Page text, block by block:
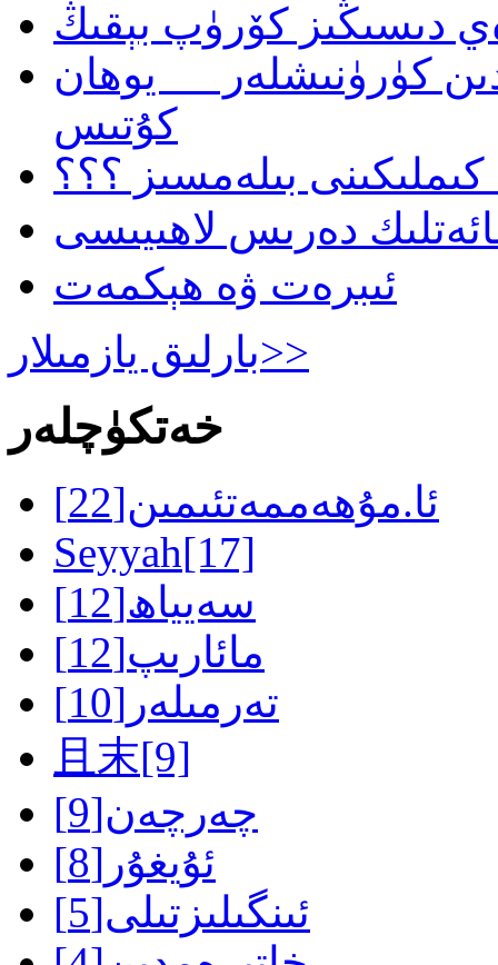
كۈرۈنىشلەر __ يوھان
كۇتىس
بىلەمسىز ؟؟؟
ئىبرەت ۋە ھېكمەت
بارلىق يازمىلار>>
خەتكۈچلەر
ئا.مۇھەممەتئىمىن[22]
Seyyah[17]
سەيياھ[12]
مائارىپ[12]
تەرمىلەر [10]
且末[9]
چەرچەن[9]
ئۇيغۇر [8]
ئىنگىلىزتىلى[5]